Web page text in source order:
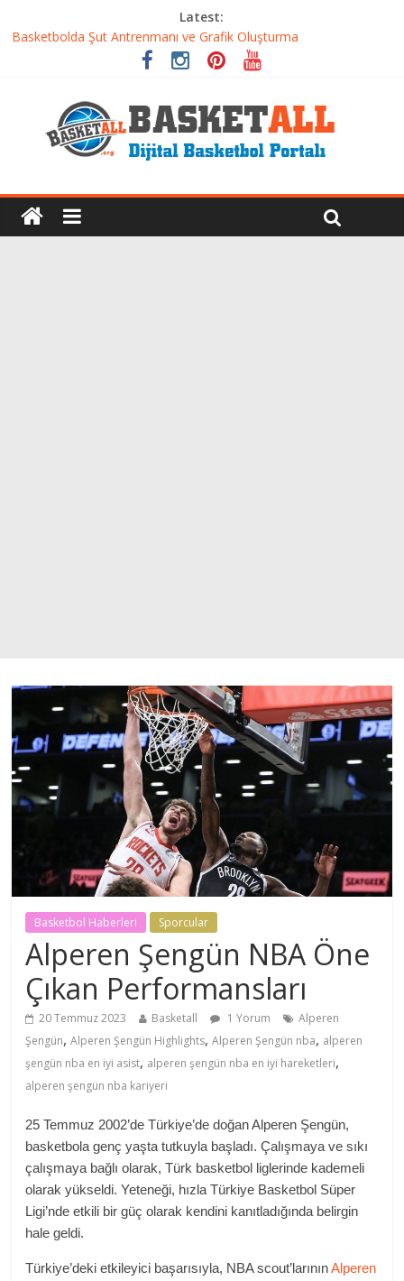
Latest:
Basketbolda Şut Antrenmanı ve Grafik Oluşturma
Iverson’dan Kyrie’e: Top Sürme Sanatının Dramatik Evrimi
Dünyanın En İyi Basketbol Takımı: Gerçek Şampiyon Kim?
Basketbolcu Beslenmesi: Performansı Artıran Bilimsel
Yaklaşımlar
Basketbol Haberleri Sporcular
Alperen Şengün NBA Öne
Çıkan Performansları
20 Temmuz 2023 Basketall 1 Yorum
Alperen
Şengün,Alperen Şengün Highlights,Alperen Şengün nba, alperen
şengün nba en iyi asist, alperen şengün nba en iyi hareketleri,
alperen şengün nba kariyeri
25 Temmuz 2002’de Türkiye’de doğan Alperen Şengün,
basketbola genç yaşta tutkuyla başladı. Çalışmaya ve sıkı
çalışmaya bağlı olarak, Türk basketbol liglerinde kademeli
olarak yükseldi. Yeteneği, hızla Türkiye Basketbol Süper
Ligi’nde etkili bir güç olarak kendini kanıtladığında belirgin
hale geldi.
Türkiye’deki etkileyici başarısıyla, NBA scout’larınınAlperen